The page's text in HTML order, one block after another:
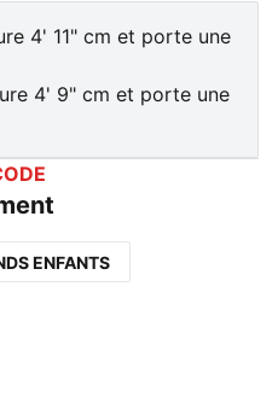
4' 11" cm et porte une
4' 9" cm et porte une
ENFANTS